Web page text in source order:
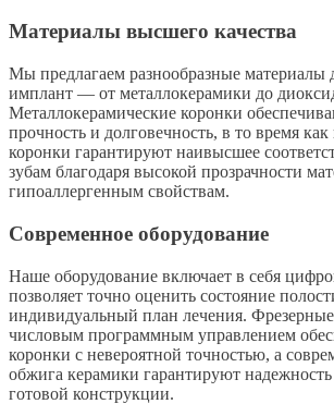
Материалы высшего качества
Мы предлагаем разнообразные материалы
имплант — от металлокерамики до
Металлокерамические коронки
прочность и долговечность, в то время
коронки гарантируют наивысшее
зубам благодаря высокой прозрачности
гипоаллергенным свойствам.
Современное оборудование
Наше оборудование включает в себя
позволяет точно оценить состояние
индивидуальный план лечения.
числовым программным управлением
коронки с невероятной точностью, а
обжига керамики гарантируют
готовой конструкции.